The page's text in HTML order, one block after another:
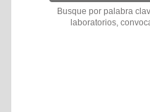
Busque por palabra
laboratorios,